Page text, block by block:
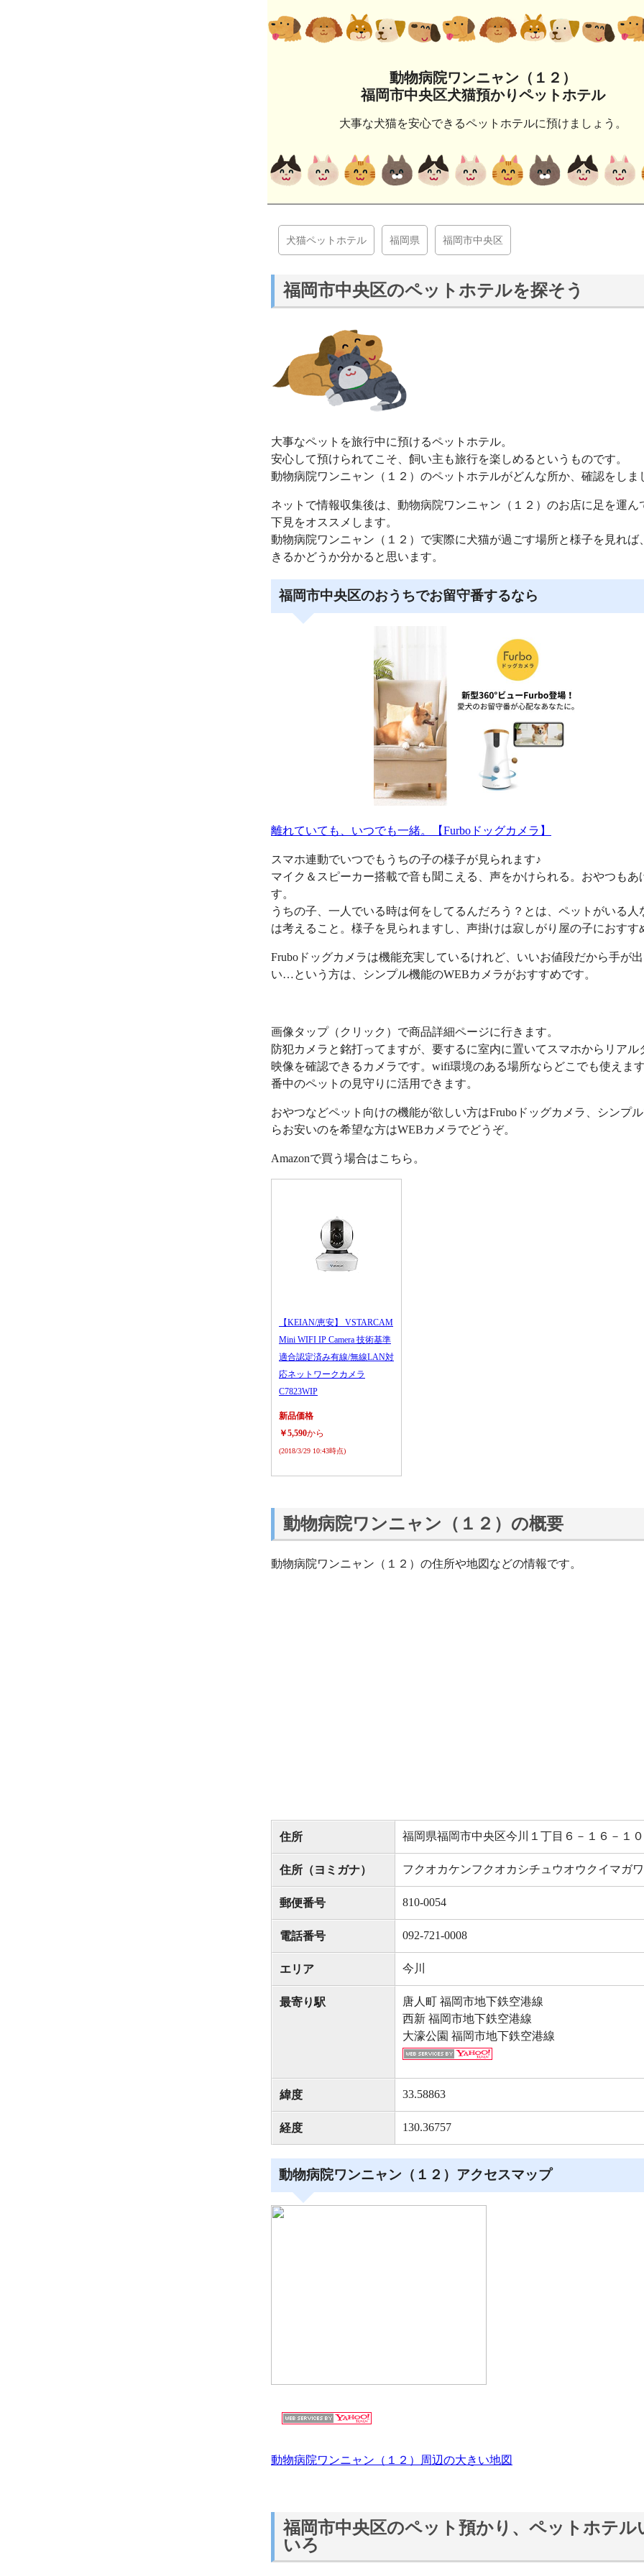
動物病院ワンニャン（１２）
福岡市中央区犬猫預かりペットホテル
大事な犬猫を安心できるペットホテルに預けましょう。
犬猫ペットホテル 福岡県 福岡市中央区
福岡市中央区のペットホテルを探そう
大事なペットを旅行中に預けるペットホテル。
安心して預けられてこそ、飼い主も旅行を楽しめるというものです。
動物病院ワンニャン（１２）のペットホテルがどんな所か、確認をしま
ネットで情報収集後は、動物病院ワンニャン（１２）のお店に足を運ん
下見をオススメします。
動物病院ワンニャン（１２）で実際に犬猫が過ごす場所と様子を見れば
きるかどうか分かると思います。
福岡市中央区のおうちでお留守番するなら
離れていても、いつでも一緒。【Furboドッグカメラ】
スマホ連動でいつでもうちの子の様子が見られます♪
マイク＆スピーカー搭載で音も聞こえる、声をかけられる。おやつもあ
す。
うちの子、一人でいる時は何をしてるんだろう？とは、ペットがいる人
は考えること。様子を見られますし、声掛けは寂しがり屋の子におすす
Fruboドッグカメラは機能充実しているけれど、いいお値段だから手が
い…という方は、シンプル機能のWEBカメラがおすすめです。
画像タップ（クリック）で商品詳細ページに行きます。
防犯カメラと銘打ってますが、要するに室内に置いてスマホからリアル
映像を確認できるカメラです。wifi環境のある場所ならどこでも使えま
番中のペットの見守りに活用できます。
おやつなどペット向けの機能が欲しい方はFruboドッグカメラ、シンプ
らお安いのを希望な方はWEBカメラでどうぞ。
Amazonで買う場合はこちら。
【KEIAN/恵安】 VSTARCAM
Mini WIFI IP Camera 技術基準
適合認定済み有線/無線LAN対
応ネットワークカメラ
C7823WIP
新品価格
￥5,590から
(2018/3/29 10:43時点)
動物病院ワンニャン（１２）の概要
動物病院ワンニャン（１２）の住所や地図などの情報です。
住所 福岡県福岡市中央区今川１丁目６－１６－１
住所（ヨミガナ） フクオカケンフクオカシチュウオウクイマガワ
郵便番号 810-0054
電話番号 092-721-0008
エリア 今川
最寄り駅
唐人町 福岡市地下鉄空港線
西新 福岡市地下鉄空港線
大濠公園 福岡市地下鉄空港線
緯度 33.58863
経度 130.36757
動物病院ワンニャン（１２）アクセスマップ
動物病院ワンニャン（１２）周辺の大きい地図
福岡市中央区のペット預かり、ペットホテル
いろ